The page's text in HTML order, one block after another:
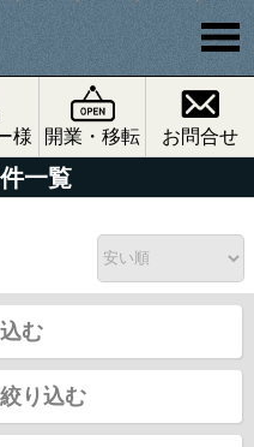
様 開業・移転 お問合せ
一覧
む
り込む